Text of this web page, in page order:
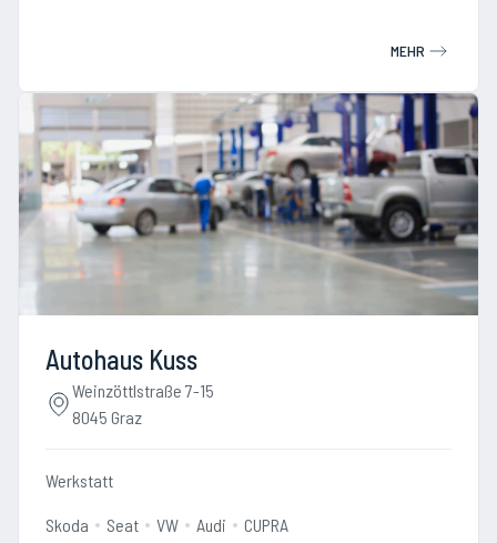
MEHR
Autohaus Kuss
Weinzöttlstraße 7-15
8045 Graz
Werkstatt
Skoda Seat VW Audi CUPRA